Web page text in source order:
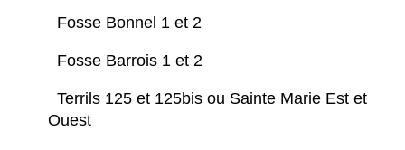
Fosse Bonnel 1 et 2
Fosse Barrois 1 et 2
Terrils 125 et 125bis ou Sainte Marie Est et
Ouest